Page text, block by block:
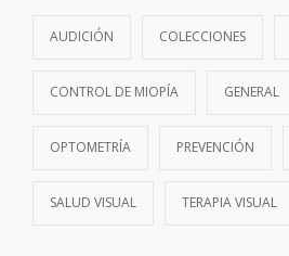
AUDICIÓN COLECCIONES
CONTROL DE MIOPÍA GENERAL
OPTOMETRÍA PREVENCIÓN
SALUD VISUAL TERAPIA VISUAL